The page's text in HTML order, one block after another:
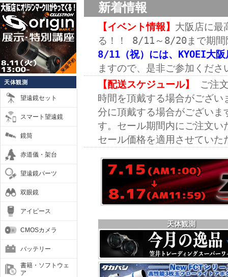
天体観測
望遠鏡セット
スマート望遠鏡
鏡筒
赤道儀・架台
望遠鏡パーツ
双眼鏡
アイピース
CMOSカメラ
バッテリー
書籍・ソフトウェ
ア
新着情報
【イベント情報】 大阪店に最
る！！ 8/11～8/20まで期間
8/11（祝）には、KYOEI大
ますので、是非ご参加くださ
【配送スケジュール】
ご注
時間を頂戴する場合がござ
分に頂戴する場合がござい
す。セール期間内にご注文
セール価格を適用させていた
天体観測